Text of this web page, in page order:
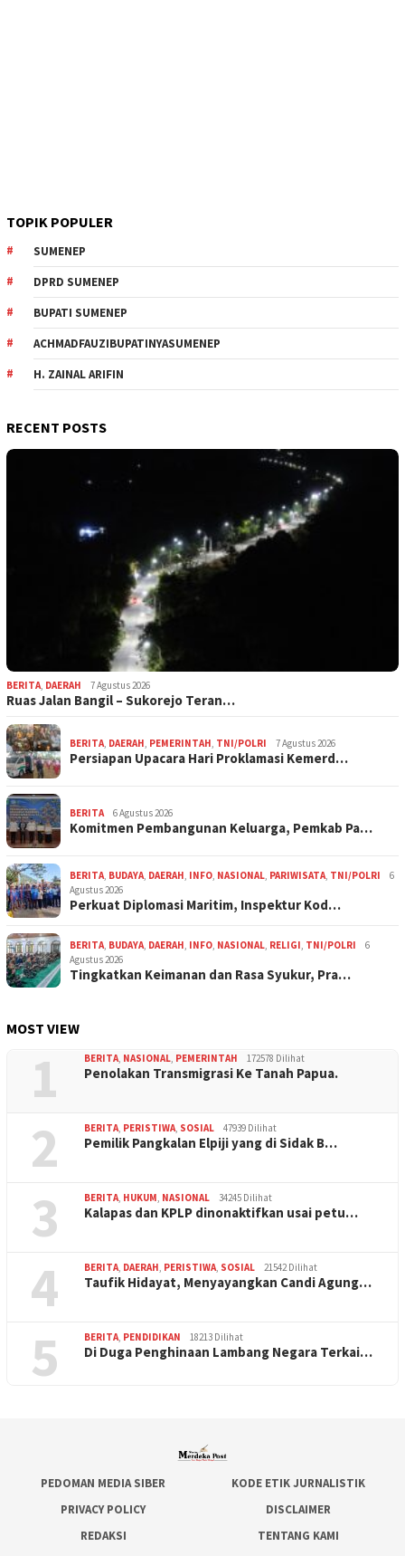
TOPIK POPULER
SUMENEP
DPRD SUMENEP
BUPATI SUMENEP
ACHMADFAUZIBUPATINYASUMENEP
H. ZAINAL ARIFIN
RECENT POSTS
BERITA DAERAH 7 Agustus 2026
Ruas Jalan Bangil – Sukorejo Teran…
BERITA DAERAH PEMERINTAH TNI/POLRI 7 Agustus 2026
Persiapan Upacara Hari Proklamasi Kemerd…
BERITA 6 Agustus 2026
Komitmen Pembangunan Keluarga, Pemkab Pa…
BERITA BUDAYA DAERAH INFO NASIONAL PARIWISATA TNI/POLRI
6
Agustus 2026
Perkuat Diplomasi Maritim, Inspektur Kod…
BERITA BUDAYA DAERAH INFO NASIONAL RELIGI TNI/POLRI
6
Agustus 2026
Tingkatkan Keimanan dan Rasa Syukur, Pra…
MOST VIEW
1 BERITA NASIONAL PEMERINTAH 172578 Dilihat
Penolakan Transmigrasi Ke Tanah Papua.
2 BERITA PERISTIWA SOSIAL 47939 Dilihat
Pemilik Pangkalan Elpiji yang di Sidak B…
3 BERITA HUKUM NASIONAL 34245 Dilihat
Kalapas dan KPLP dinonaktifkan usai petu…
4 BERITA DAERAH PERISTIWA SOSIAL 21542 Dilihat
Taufik Hidayat, Menyayangkan Candi Agung…
5 BERITA PENDIDIKAN 18213 Dilihat
Di Duga Penghinaan Lambang Negara Terkai…
PEDOMAN MEDIA SIBER
KODE ETIK JURNALISTIK
PRIVACY POLICY
DISCLAIMER
REDAKSI
TENTANG KAMI